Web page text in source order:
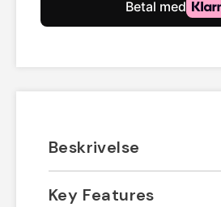
Beskrivelse
Key Features